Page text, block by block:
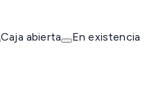
Caja abierta En existencia